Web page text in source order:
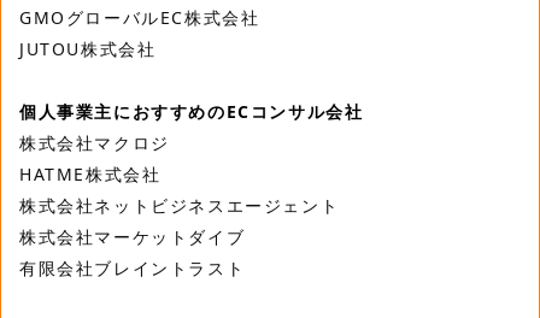
GMOグローバルEC株式会社
JUTOU株式会社
個人事業主におすすめのECコンサル会社
株式会社マクロジ
HATME株式会社
株式会社ネットビジネスエージェント
株式会社マーケットダイブ
有限会社ブレイントラスト